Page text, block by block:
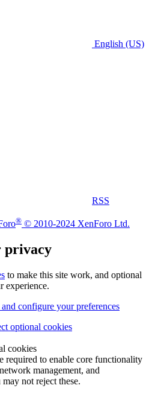
English (US)
RSS
® © 2010-2024 XenForo Ltd.
privacy
to make this site work, and optional
experience.
configure your preferences
optional cookies
cookies
required to enable core functionality
management, and
not reject these.